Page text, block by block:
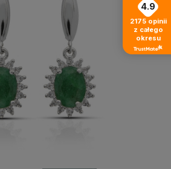
4.9
2175 opinii
z całego
okresu